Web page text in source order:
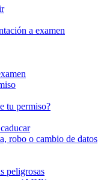
a examen
tu permiso?
robo o cambio de datos
peligrosas